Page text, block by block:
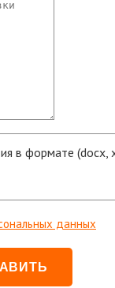
в формате (docx,
данных